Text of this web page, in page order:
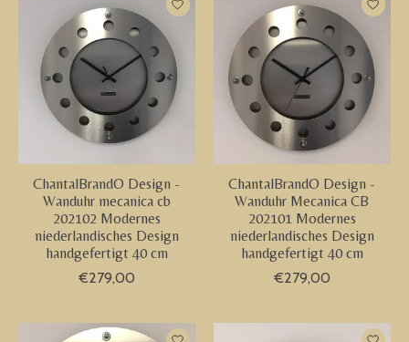
ChantalBrandO Design -
Wanduhr mecanica cb
202102 Modernes
niederlandisches Design
handgefertigt 40 cm
€279,00
ChantalBrandO Design -
Wanduhr Mecanica CB
202101 Modernes
niederlandisches Design
handgefertigt 40 cm
€279,00